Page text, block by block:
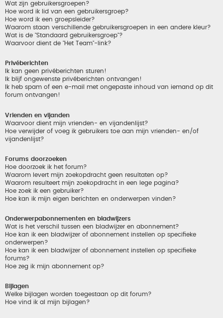
Wat zijn gebruikersgroepen?
Hoe word ik lid van een gebruikersgroep?
Hoe word ik een groepsleider?
Waarom staan verschillende gebruikersgroepen in een andere kleur?
Wat is de "Standaard gebruikersgroep"?
Waarvoor dient de "Het Team"-link?
Privéberichten
Ik kan geen privéberichten sturen!
Ik blijf ongewenste privéberichten ontvangen!
Ik heb spam of een e-mail met ongepaste inhoud van iemand op dit
forum ontvangen!
Vrienden en vijanden
Waarvoor dient mijn vrienden- en vijandenlijst?
Hoe verwijder of voeg ik gebruikers toe aan mijn vrienden- en/of
vijandenlijst?
Forums doorzoeken
Hoe doorzoek ik het forum?
Waarom levert mijn zoekopdracht geen resultaten op?
Waarom resulteert mijn zoekopdracht in een lege pagina?
Hoe zoek ik een gebruiker?
Hoe kan ik mijn eigen berichten en onderwerpen vinden?
Onderwerpabonnementen en bladwijzers
Wat is het verschil tussen een bladwijzer en abonnement?
Hoe kan ik een bladwijzer of abonnement instellen op specifieke
onderwerpen?
Hoe kan ik een bladwijzer of abonnement instellen op specifieke
forums?
Hoe zeg ik mijn abonnement op?
Bijlagen
Welke bijlagen worden toegestaan op dit forum?
Hoe vind ik al mijn bijlagen?